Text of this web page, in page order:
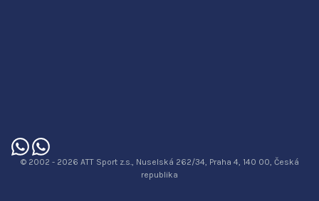
© 2002 - 2026 ATT Sport z.s., Nuselská 262/34, Praha 4, 140 00, Česká
republika